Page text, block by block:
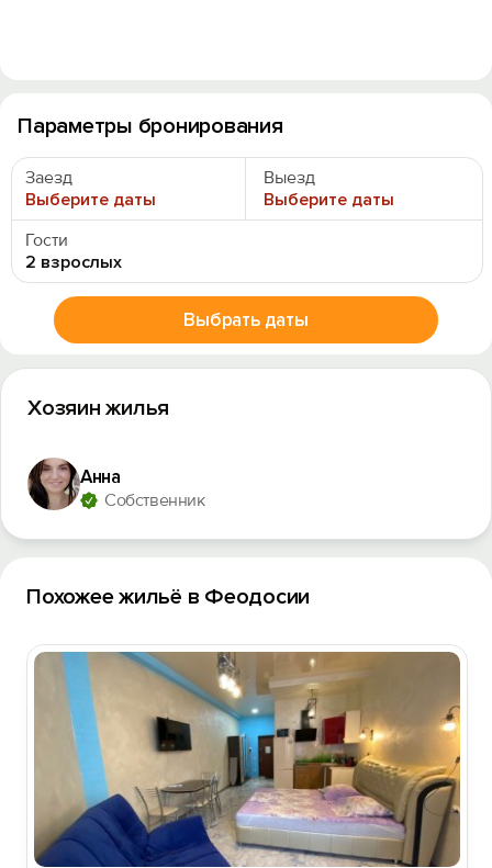
Параметры бронирования
Заезд
Выберите даты
Выезд
Выберите даты
Гости
2 взрослых
Выбрать даты
Хозяин жилья
Анна
Собственник
Похожее жильё в Феодосии